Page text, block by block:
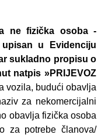
ne fizička osoba -
u Evidenciju
sukladno propisu o
natpis »PRIJEVOZ
vozila, budući obavlja
za nekomercijalni
obavlja fizička osoba
za potrebe članova/